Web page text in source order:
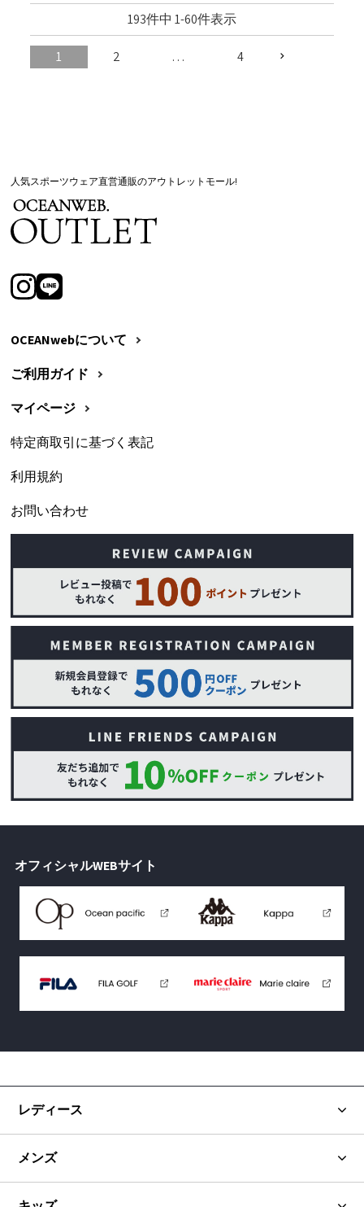
193件中 1-60件表示
1 2 … 4
人気スポーツウェア直営通販のアウトレットモール!
OCEANwebについて
ご利用ガイド
マイページ
特定商取引に基づく表記
利用規約
お問い合わせ
オフィシャルWEBサイト
レディース
メンズ